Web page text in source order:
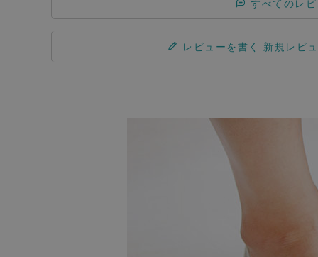
すべてのレ
レビューを書く